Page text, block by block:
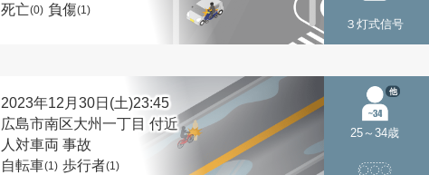
死亡(0) 負傷(1)
３灯式信号
2023年12月30日(土)23:45
広島市南区大州一丁目 付近
人対車両 事故
自転車(1) 歩行者(1)
25～34歳
他